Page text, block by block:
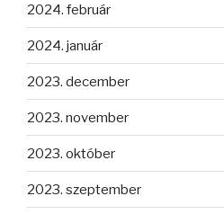
2024. február
2024. január
2023. december
2023. november
2023. október
2023. szeptember